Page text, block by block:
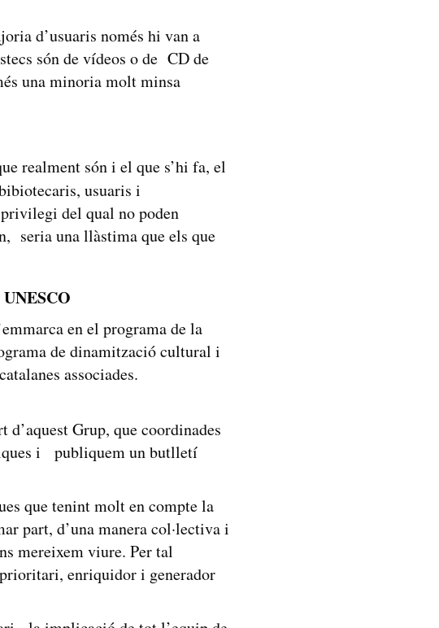
d’usuaris només hi van a
són de vídeos o de CD de
una minoria molt minsa
realment són i el que s’hi fa, el
usuaris i
del qual no poden
seria una llàstima que els que
en el programa de la
de dinamització cultural i
associades.
Grup, que coordinades
i publiquem un butlletí
que tenint molt en compte la
part, d’una manera col·lectiva i
mereixem viure. Per tal
enriquidor i generador